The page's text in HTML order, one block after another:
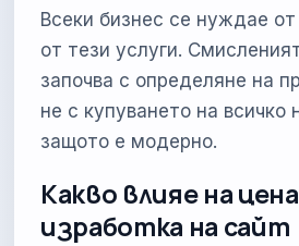
Всеки бизнес се нуждае
от тези услуги.
започва с определяне на
не с купуването на
защото е модерно.
Какво влияе на
изработка на сайт